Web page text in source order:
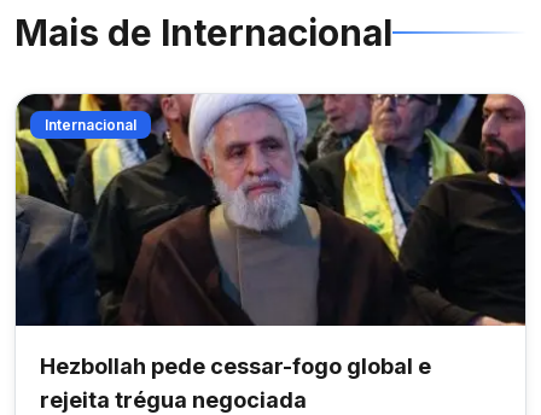
Mais de Internacional
Internacional
Hezbollah pede cessar-fogo global e
rejeita trégua negociada